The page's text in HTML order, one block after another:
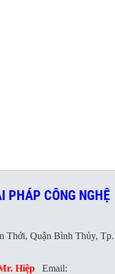
PHÁP CÔNG NGHỆ
Thới, Quận Bình Thủy, Tp.
Hiệp Email: